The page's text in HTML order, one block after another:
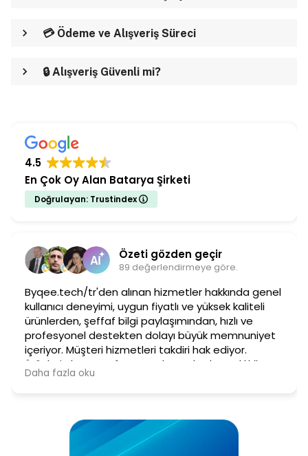
💳 Ödeme ve Alışveriş Süreci
🔒 Alışveriş Güvenli mi?